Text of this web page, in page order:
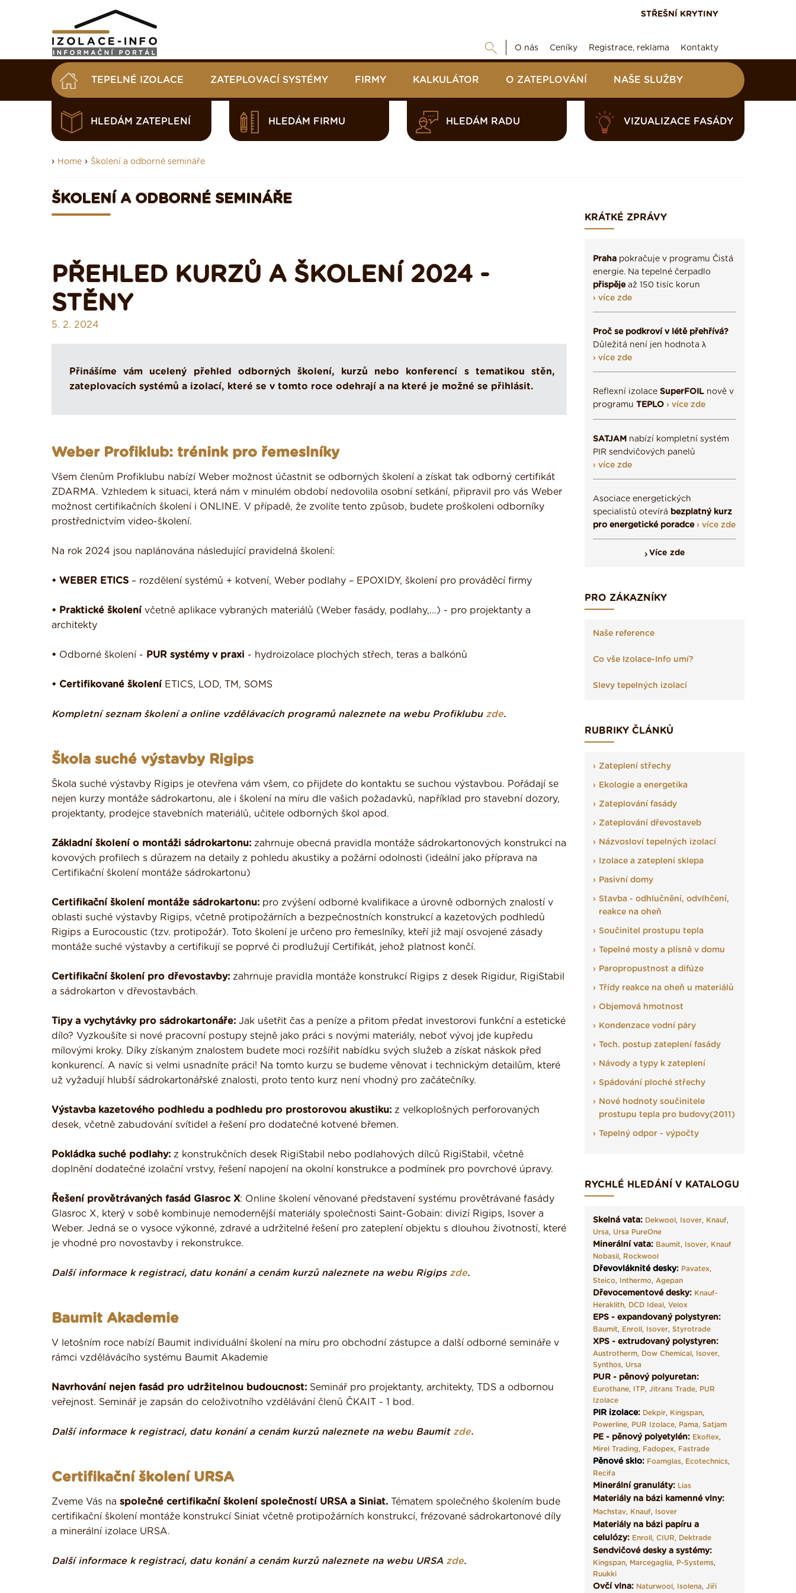
STŘEŠNÍ KRYTINY
O nás Ceníky Registrace, reklama Kontakty
TEPELNÉ IZOLACE ZATEPLOVACÍ SYSTÉMY FIRMY KALKULÁTOR O ZATEPLOVÁNÍ NAŠE SLUŽBY
HLEDÁM ZATEPLENÍ HLEDÁM FIRMU HLEDÁM RADU VIZUALIZACE FASÁDY
› Home › Školení a odborné semináře
ŠKOLENÍ A ODBORNÉ SEMINÁŘE
PŘEHLED KURZŮ A ŠKOLENÍ 2024 -
STĚNY
5. 2. 2024
Přinášíme vám ucelený přehled odborných školení, kurzů nebo konferencí s tematikou stěn,
zateplovacích systémů a izolací, které se v tomto roce odehrají a na které je možné se přihlásit.
Weber Profiklub: trénink pro řemeslníky
Všem členům Profiklubu nabízí Weber možnost účastnit se odborných školení a získat tak odborný certifikát
ZDARMA. Vzhledem k situaci, která nám v minulém období nedovolila osobní setkání, připravil pro vás Weber
možnost certifikačních školení i ONLINE. V případě, že zvolíte tento způsob, budete proškoleni odborníky
prostřednictvím video-školení.
Na rok 2024 jsou naplánována následující pravidelná školení:
• WEBER ETICS – rozdělení systémů + kotvení, Weber podlahy – EPOXIDY, školení pro prováděcí firmy
• Praktické školení včetně aplikace vybraných materiálů (Weber fasády, podlahy,...) - pro projektanty a
architekty
• Odborné školení - PUR systémy v praxi - hydroizolace plochých střech, teras a balkónů
• Certifikované školení ETICS, LOD, TM, SOMS
Kompletní seznam školení a online vzdělávacích programů naleznete na webu Profiklubu zde.
Škola suché výstavby Rigips
Škola suché výstavby Rigips je otevřena vám všem, co přijdete do kontaktu se suchou výstavbou. Pořádají se
nejen kurzy montáže sádrokartonu, ale i školení na míru dle vašich požadavků, například pro stavební dozory,
projektanty, prodejce stavebních materiálů, učitele odborných škol apod.
Základní školení o montáži sádrokartonu: zahrnuje obecná pravidla montáže sádrokartonových konstrukcí na
kovových profilech s důrazem na detaily z pohledu akustiky a požární odolnosti (ideální jako příprava na
Certifikační školení montáže sádrokartonu)
Certifikační školení montáže sádrokartonu: pro zvýšení odborné kvalifikace a úrovně odborných znalostí v
oblasti suché výstavby Rigips, včetně protipožárních a bezpečnostních konstrukcí a kazetových podhledů
Rigips a Eurocoustic (tzv. protipožár). Toto školení je určeno pro řemeslníky, kteří již mají osvojené zásady
montáže suché výstavby a certifikují se poprvé či prodlužují Certifikát, jehož platnost končí.
Certifikační školení pro dřevostavby: zahrnuje pravidla montáže konstrukcí Rigips z desek Rigidur, RigiStabil
a sádrokarton v dřevostavbách.
Tipy a vychytávky pro sádrokartonáře: Jak ušetřit čas a peníze a přitom předat investorovi funkční a estetické
dílo? Vyzkoušíte si nové pracovní postupy stejně jako práci s novými materiály, neboť vývoj jde kupředu
mílovými kroky. Díky získaným znalostem budete moci rozšířit nabídku svých služeb a získat náskok před
konkurencí. A navíc si velmi usnadníte práci! Na tomto kurzu se budeme věnovat i technickým detailům, které
už vyžadují hlubší sádrokartonářské znalosti, proto tento kurz není vhodný pro začátečníky.
Výstavba kazetového podhledu a podhledu pro prostorovou akustiku: z velkoplošných perforovaných
desek, včetně zabudování svítidel a řešení pro dodatečné kotvené břemen.
Pokládka suché podlahy: z konstrukčních desek RigiStabil nebo podlahových dílců RigiStabil, včetně
doplnění dodatečné izolační vrstvy, řešení napojení na okolní konstrukce a podmínek pro povrchové úpravy.
Řešení provětrávaných fasád Glasroc X: Online školení věnované představení systému provětrávané fasády
Glasroc X, který v sobě kombinuje nemodernější materiály společnosti Saint-Gobain: divizí Rigips, Isover a
Weber. Jedná se o vysoce výkonné, zdravé a udržitelné řešení pro zateplení objektu s dlouhou životností, které
je vhodné pro novostavby i rekonstrukce.
Další informace k registraci, datu konání a cenám kurzů naleznete na webu Rigips zde.
Baumit Akademie
V letošním roce nabízí Baumit individuální školení na míru pro obchodní zástupce a další odborné semináře v
rámci vzdělávácího systému Baumit Akademie
Navrhování nejen fasád pro udržitelnou budoucnost: Seminář pro projektanty, architekty, TDS a odbornou
veřejnost. Seminář je zapsán do celoživotního vzdělávání členů ČKAIT - 1 bod.
Další informace k registraci, datu konání a cenám kurzů naleznete na webu Baumit zde.
Certifikační školení URSA
Zveme Vás na společné certifikační školení společností URSA a Siniat. Tématem společného školením bude
certifikační školení montáže konstrukcí Siniat včetně protipožárních konstrukcí, frézované sádrokartonové díly
a minerální izolace URSA.
Další informace k registraci, datu konání a cenám kurzů naleznete na webu URSA zde.
KRÁTKÉ ZPRÁVY
Praha pokračuje v programu Čistá
energie. Na tepelné čerpadlo
přispějeaž 150 tisíc korun
› více zde
Proč se podkroví v létě přehřívá?
Důležitá není jen hodnota λ
› více zde
Reflexní izolace SuperFOIL nově v
programu TEPLO › více zde
SATJAM nabízí kompletní systém
PIR sendvičových panelů
› více zde
Asociace energetických
specialistů otevírá bezplatný kurz
pro energetické poradce › více zde
Více zde
PRO ZÁKAZNÍKY
Naše reference
Co vše Izolace-Info umí?
Slevy tepelných izolací
RUBRIKY ČLÁNKŮ
Zateplení střechy
Ekologie a energetika
Zateplování fasády
Zateplování dřevostaveb
Názvosloví tepelných izolací
Izolace a zateplení sklepa
Pasivní domy
Stavba - odhlučnění, odvlhčení,
reakce na oheň
Součinitel prostupu tepla
Tepelné mosty a plísně v domu
Paropropustnost a difúze
Třídy reakce na oheň u materiálů
Objemová hmotnost
Kondenzace vodní páry
Tech. postup zateplení fasády
Návody a typy k zateplení
Spádování ploché střechy
Nové hodnoty součinitele
prostupu tepla pro budovy(2011)
Tepelný odpor - výpočty
RYCHLÉ HLEDÁNÍ V KATALOGU
Skelná vata: Dekwool, Isover, Knauf,
Ursa, Ursa PureOne
Minerální vata: Baumit, Isover, Knauf
Nobasil, Rockwool
Dřevovláknité desky: Pavatex,
Steico, Inthermo, Agepan
Dřevocementové desky: Knauf-
Heraklith, DCD Ideal, Velox
EPS - expandovaný polystyren:
Baumit, Enroll, Isover, Styrotrade
XPS - extrudovaný polystyren:
Austrotherm, Dow Chemical, Isover,
Synthos, Ursa
PUR - pěnový polyuretan:
Eurothane, ITP, Jitrans Trade, PUR
Izolace
PIR izolace: Dekpir, Kingspan,
Powerline, PUR Izolace, Pama, Satjam
PE - pěnový polyetylén: Ekoflex,
Mirel Trading, Fadopex, Fastrade
Pěnové sklo: Foamglas, Ecotechnics,
Recifa
Minerální granuláty: Lias
Materiály na bázi kamenné vlny:
Machstav, Knauf, Isover
Materiály na bázi papíru a
celulózy: Enroll, CIUR, Dektrade
Sendvičové desky a systémy:
Kingspan, Marcegaglia, P-Systems,
Ruukki
Ovčí vlna: Naturwool, Isolena, Jiří